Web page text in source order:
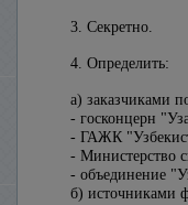
3. Секретно.
4. Определить:
а) заказчиками
- госконцерн
- ГАЖК
- Министерство
- объединение
б) источниками